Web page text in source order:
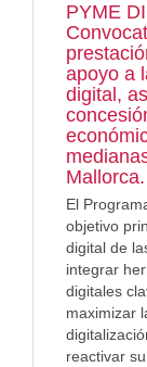
PYME
apoyo a
digital,
Mallorca.
El
objetivo
digital de
integrar
digitales
maximizar
reactivar